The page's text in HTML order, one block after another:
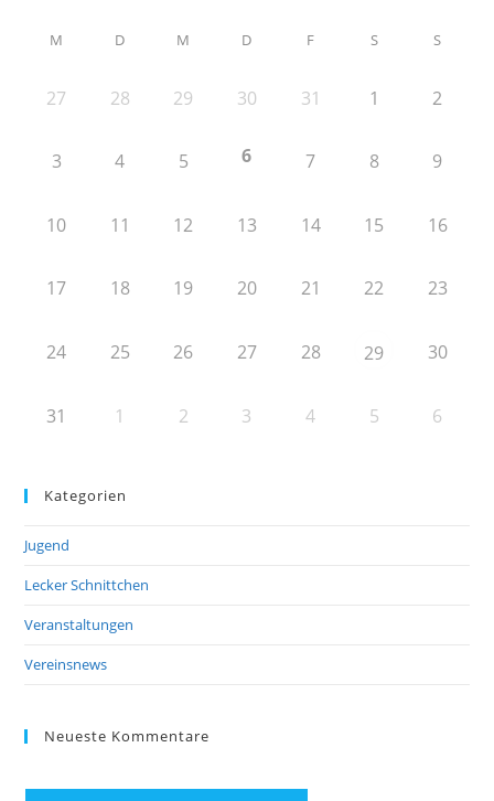
M D M D F S S
27 28 29 30 31 1 2
3 4 5 6 7 8 9
10 11 12 13 14 15 16
17 18 19 20 21 22 23
24 25 26 27 28 29 30
31 1 2 3 4 5 6
Kategorien
Jugend
Lecker Schnittchen
Veranstaltungen
Vereinsnews
Neueste Kommentare